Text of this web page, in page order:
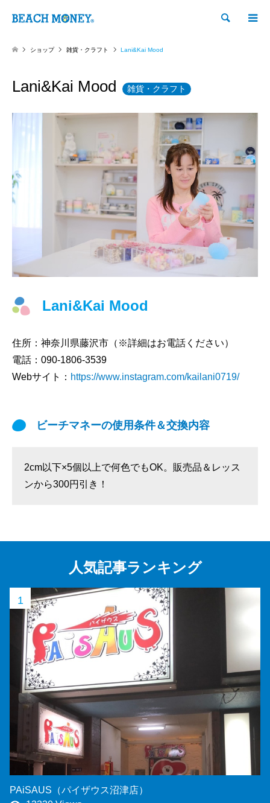
検索
ショップ 雑貨・クラフト Lani&Kai Mood
Lani&Kai Mood 雑貨・クラフト
Lani&Kai Mood
住所： 神奈川県藤沢市（※詳細はお電話ください）
電話： 090-1806-3539
Webサイト： https://www.instagram.com/kailani0719/
ビーチマネーの使用条件＆交換内容
2cm以下×5個以上で何色でもOK。販売品＆レッス
ンから300円引き！
人気記事ランキング
1
PAiSAUS（パイザウス沼津店）